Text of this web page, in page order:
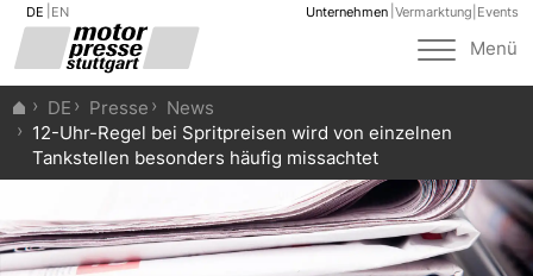
DE EN Unternehmen Vermarktung Events
Toggle
Menü
DE Presse
News
12-Uhr-Regel bei Spritpreisen wird von einzelnen
Tankstellen besonders häufig missachtet